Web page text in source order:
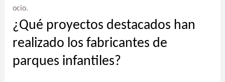
ocio.
¿Qué proyectos destacados han
realizado los fabricantes de
parques infantiles?